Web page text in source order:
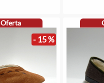
Oferta
- 15 %